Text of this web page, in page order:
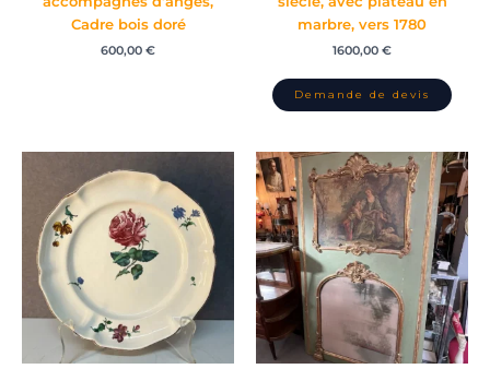
Cadre bois doré
600,00 €
marbre, vers 1780
1600,00 €